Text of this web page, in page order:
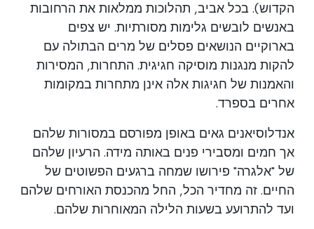
הקדוש). בכל אביב, תהלוכות ממלאות את הרחובות
באנשים לובשים גלימות מסורתיות. יש צפים
בארוקיים הנושאים פסלים של מרים הבתולה עם
להקות מנגנות מוסיקה חגיגית. התחרות, המסירות
והאמנות של חגיגות אלה אינן מתחרות במקומות
אחרים בספרד.
אנדלוסיאנים גאים באופן מפורסם במסורות שלהם
אך חמים ומסבירי פנים באותה מידה. הרעיון שלהם
של "אלגרה" פירושו שמחה ברגעים הפשוטים של
החיים. זה מחדיר הכל, החל מהכנסת האורחים שלהם
ועד להתרועע בשעות הלילה המאוחרות שלהם.